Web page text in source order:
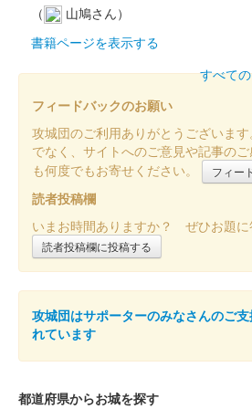
（
山鳩さん）
書籍ページを表示する
すべて
フィードバックのお願い
攻城団のご利用ありがとうございま
でなく、サイトへのご意見や記事の
も何度でもお寄せください。
フィー
読者投稿欄
いまお時間ありますか？ ぜひお題に
読者投稿欄に投稿する
攻城団はサポーターのみなさんのご
れています
都道府県からお城を探す